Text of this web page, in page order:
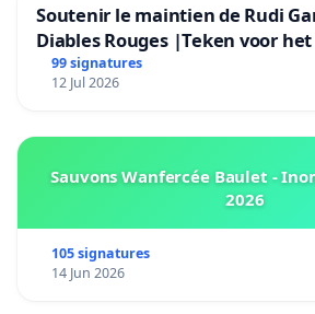
Soutenir le maintien de Rudi
Diables Rouges |Teken voor
Rudi Garcia als bondscoach
99 signatures
12 Jul 2026
Sauvons Wanfercée Baulet -
2026
105 signatures
14 Jun 2026